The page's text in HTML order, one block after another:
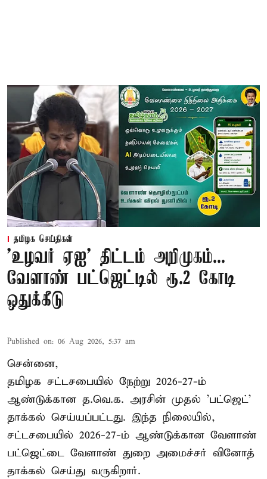
தமிழக செய்திகள்
'உழவர் ஏஐ' திட்டம் அறிமுகம்...
வேளாண் பட்ஜெட்டில் ரூ.2 கோடி
ஒதுக்கீடு
Published on: 06 Aug 2026, 5:37 am
சென்னை,
தமிழக சட்டசபையில் நேற்று 2026-27-ம்
ஆண்டுக்கான த.வெ.க. அரசின் முதல் 'பட்ஜெட்'
தாக்கல் செய்யப்பட்டது. இந்த நிலையில்,
சட்டசபையில் 2026-27-ம் ஆண்டுக்கான வேளாண்
பட்ஜெட்டை வேளாண் துறை அமைச்சர் வினோத்
தாக்கல் செய்து வருகிறார்.